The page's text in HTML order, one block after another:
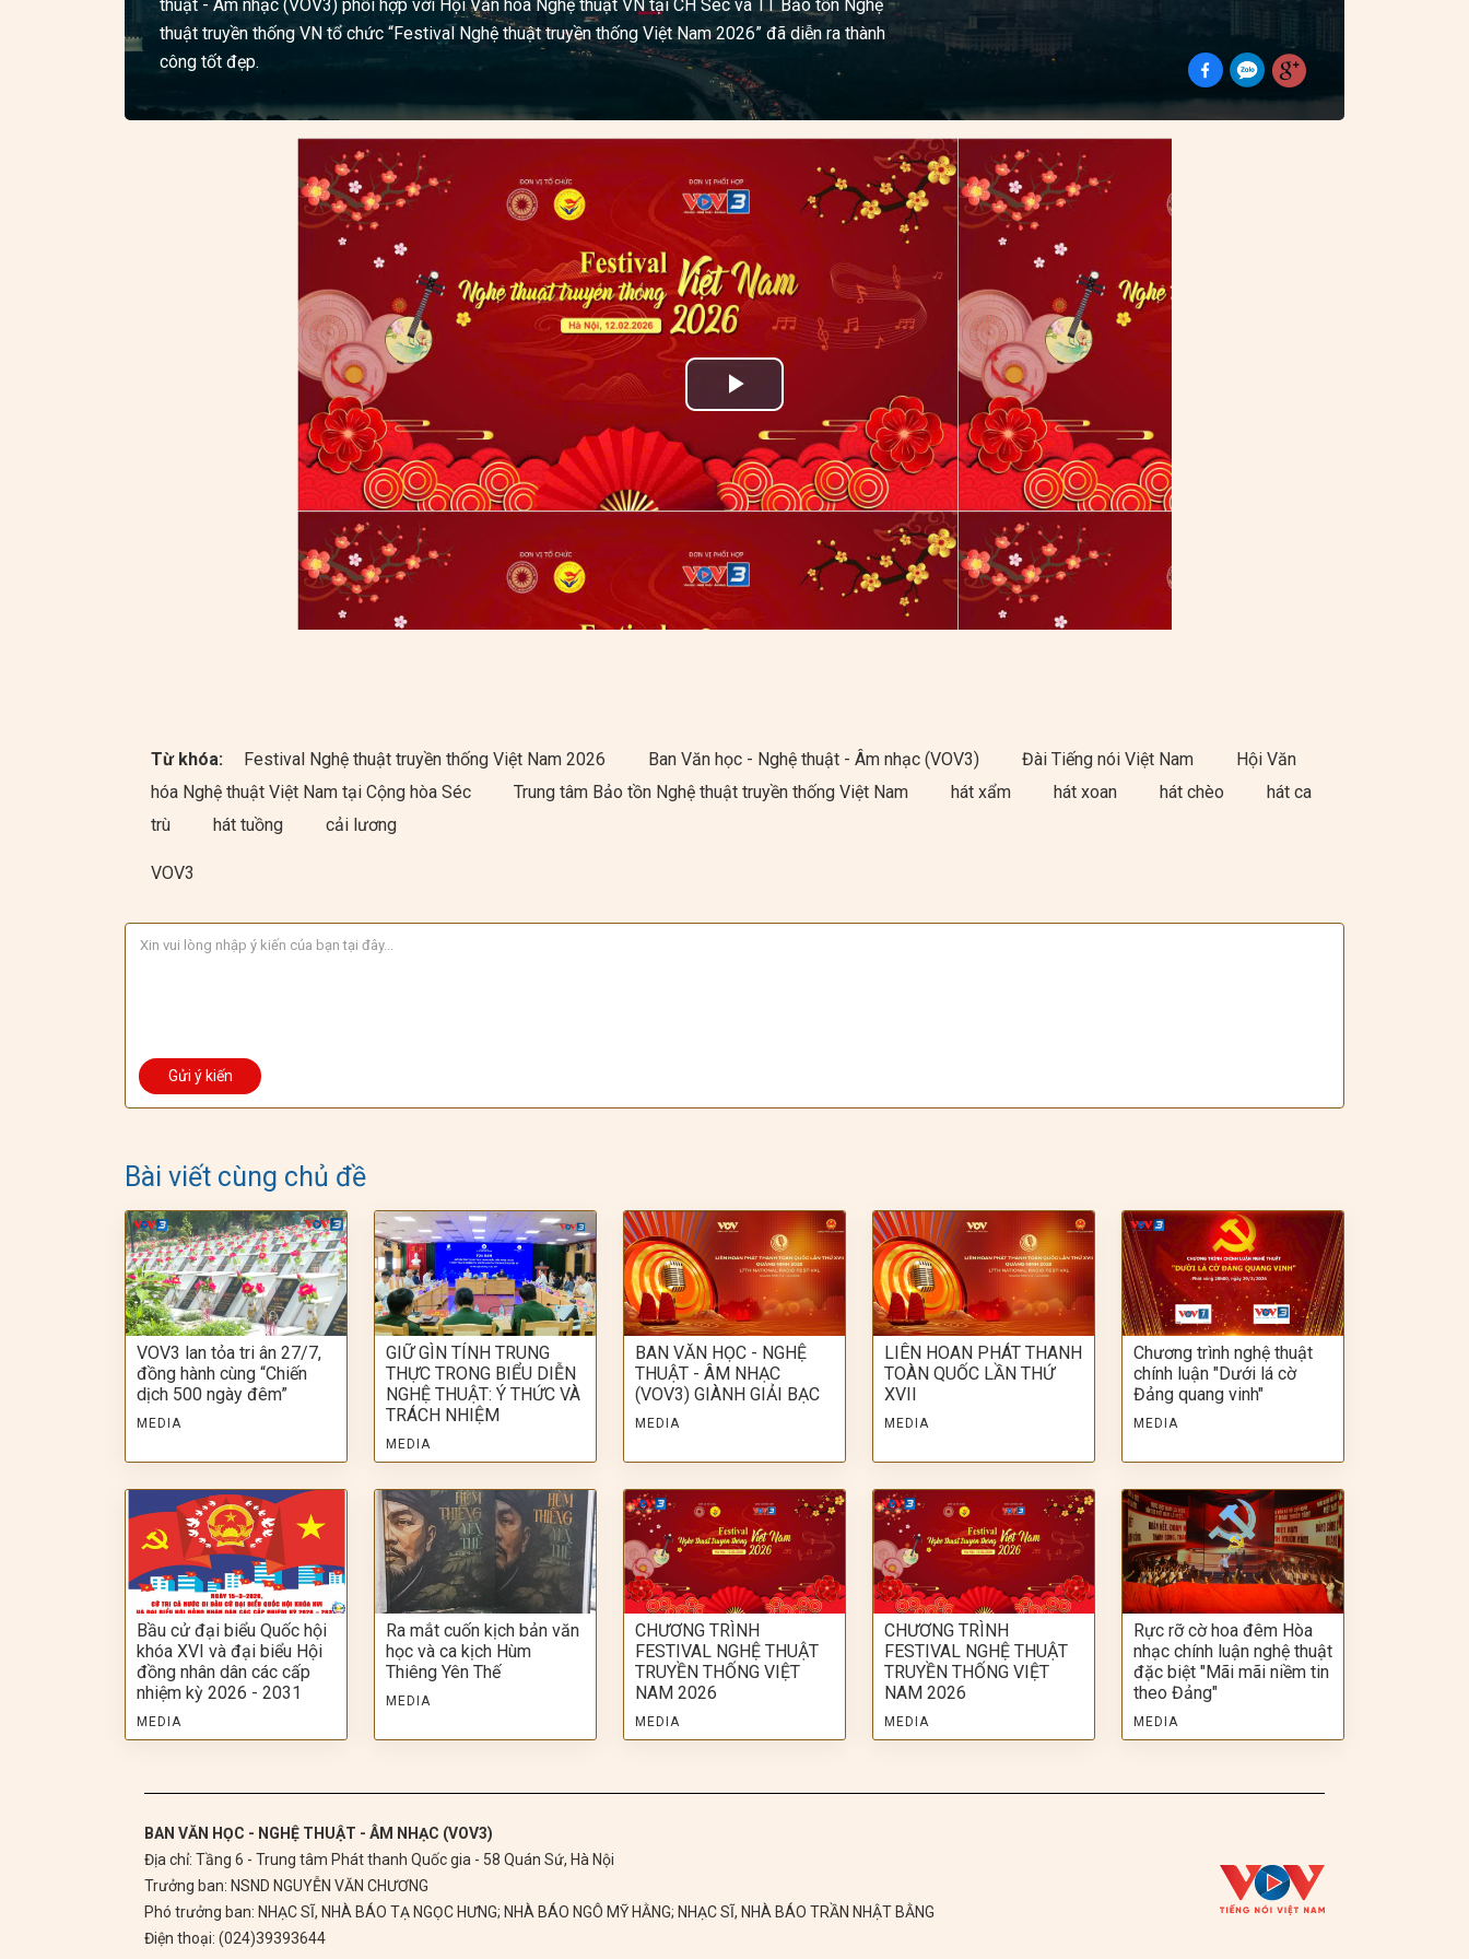
thuật - Âm nhạc (VOV3) phối hợp với Hội Văn hóa Nghệ thuật VN tại CH Séc và TT Bảo tồn Nghệ
thuật truyền thống VN tổ chức “Festival Nghệ thuật truyền thống Việt Nam 2026” đã diễn ra thành
công tốt đẹp.
Play
Video
Từ khóa: Festival Nghệ thuật truyền thống Việt Nam 2026 Ban Văn học - Nghệ thuật - Âm nhạc (VOV3) Đài Tiếng nói Việt Nam
Hội Văn
hóa Nghệ thuật Việt Nam tại Cộng hòa Séc
Trung tâm Bảo tồn Nghệ thuật truyền thống Việt Nam hát xẩm hát xoan hát chèo
hát ca
trù
hát tuồng cải lương
VOV3
Bài viết cùng chủ đề
VOV3 lan tỏa tri ân 27/7,
đồng hành cùng “Chiến
dịch 500 ngày đêm”
MEDIA
GIỮ GÌN TÍNH TRUNG
THỰC TRONG BIỂU DIỄN
NGHỆ THUẬT: Ý THỨC VÀ
TRÁCH NHIỆM
MEDIA
BAN VĂN HỌC - NGHỆ
THUẬT - ÂM NHẠC
(VOV3) GIÀNH GIẢI BẠC
MEDIA
LIÊN HOAN PHÁT THANH
TOÀN QUỐC LẦN THỨ
XVII
MEDIA
Chương trình nghệ thuật
chính luận "Dưới lá cờ
Đảng quang vinh"
MEDIA
Bầu cử đại biểu Quốc hội
khóa XVI và đại biểu Hội
đồng nhân dân các cấp
nhiệm kỳ 2026 - 2031
MEDIA
Ra mắt cuốn kịch bản văn
học và ca kịch Hùm
Thiêng Yên Thế
MEDIA
CHƯƠNG TRÌNH
FESTIVAL NGHỆ THUẬT
TRUYỀN THỐNG VIỆT
NAM 2026
MEDIA
CHƯƠNG TRÌNH
FESTIVAL NGHỆ THUẬT
TRUYỀN THỐNG VIỆT
NAM 2026
MEDIA
Rực rỡ cờ hoa đêm Hòa
nhạc chính luận nghệ thuật
đặc biệt "Mãi mãi niềm tin
theo Đảng"
MEDIA
BAN VĂN HỌC - NGHỆ THUẬT - ÂM NHẠC (VOV3)
Địa chỉ: Tầng 6 - Trung tâm Phát thanh Quốc gia - 58 Quán Sứ, Hà Nội
Trưởng ban: NSND NGUYỄN VĂN CHƯƠNG
Phó trưởng ban: NHẠC SĨ, NHÀ BÁO TẠ NGỌC HƯNG; NHÀ BÁO NGÔ MỸ HẰNG; NHẠC SĨ, NHÀ BÁO TRẦN NHẬT BẰNG
Điện thoại: (024)39393644